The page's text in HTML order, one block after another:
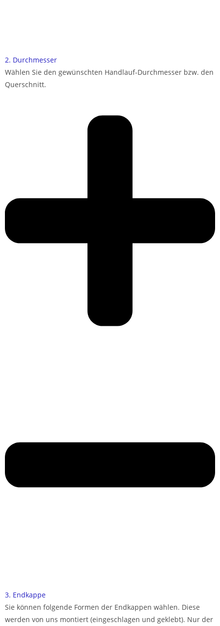
2. Durchmesser
Wählen Sie den gewünschten Handlauf-Durchmesser bzw. den
Querschnitt.
3. Endkappe
Sie können folgende Formen der Endkappen wählen. Diese
werden von uns montiert (eingeschlagen und geklebt). Nur der